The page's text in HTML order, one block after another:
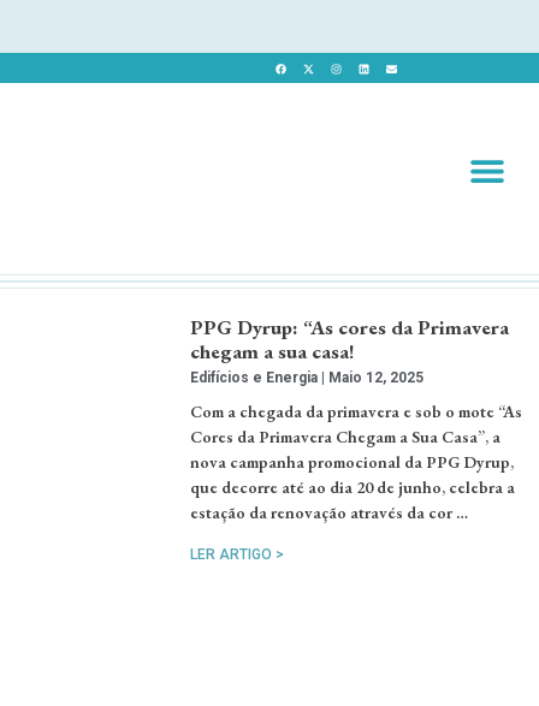
PPG Dyrup: “As cores da Primavera
chegam a sua casa!
Edifícios e Energia Maio 12, 2025
Com a chegada da primavera e sob o mote “As
Cores da Primavera Chegam a Sua Casa”, a
nova campanha promocional da PPG Dyrup,
que decorre até ao dia 20 de junho, celebra a
estação da renovação através da cor …
LER ARTIGO >